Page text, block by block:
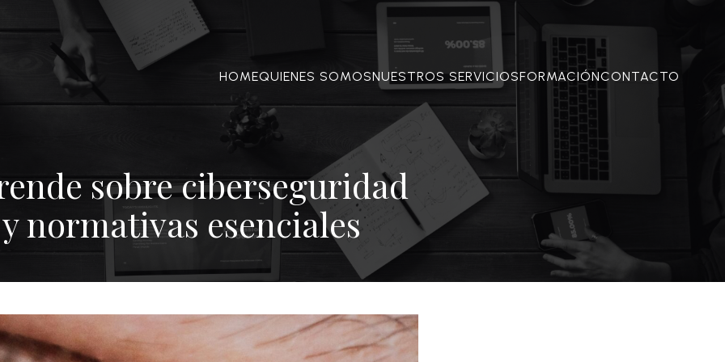
HOMEQUIENES SOMOSNUESTROS SERVICIOSFORMACIÓNCONTACTO
sobre ciberseguridad
y normativas esenciales